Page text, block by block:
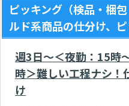
ピッキング（検品・梱
ルド系商品の仕分け、
週3日～＜夜勤：15時
時＞難しい工程ナシ！
け